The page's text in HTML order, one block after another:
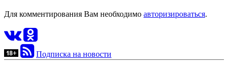
Для комментирования Вам необходимо авторизироваться.
Подписка на новости